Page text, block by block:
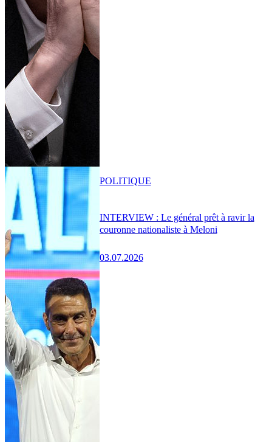
INTERVIEW : Le général prêt à ravir la
couronne nationaliste à Meloni
03.07.2026
POLITIQUE